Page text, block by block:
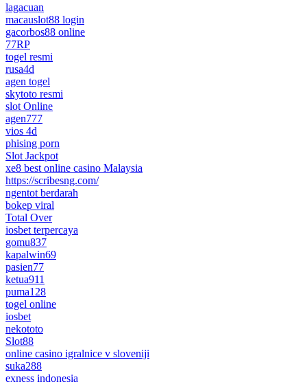
lagacuan
macauslot88 login
gacorbos88 online
77RP
togel resmi
rusa4d
agen togel
skytoto resmi
slot Online
agen777
vios 4d
phising porn
Slot Jackpot
xe8 best online casino Malaysia
https://scribesng.com/
ngentot berdarah
bokep viral
Total Over
iosbet terpercaya
gomu837
kapalwin69
pasien77
ketua911
puma128
togel online
iosbet
nekototo
Slot88
online casino igralnice v sloveniji
suka288
exness indonesia